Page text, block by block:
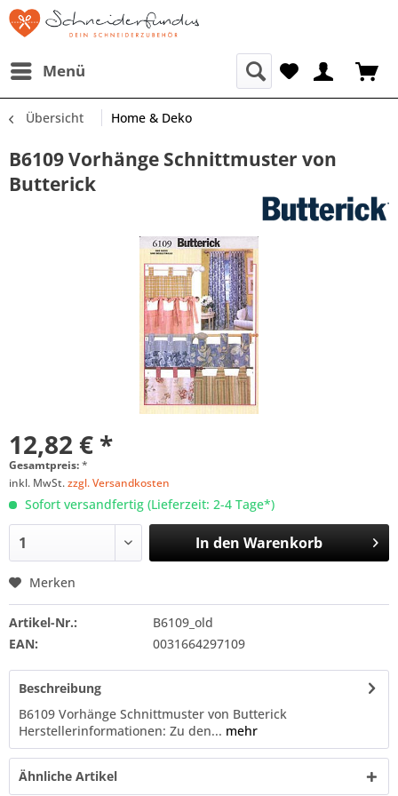
Menü
Übersicht Home & Deko
B6109 Vorhänge Schnittmuster von
Butterick
12,82 € *
Gesamtpreis:*
inkl. MwSt.zzgl. Versandkosten
Sofort versandfertig (Lieferzeit: 2-4 Tage*)
In den Warenkorb
Merken
Artikel-Nr.:
B6109_old
EAN:
0031664297109
Beschreibung
B6109 Vorhänge Schnittmuster von Butterick
Herstellerinformationen: Zu den... mehr
Ähnliche Artikel